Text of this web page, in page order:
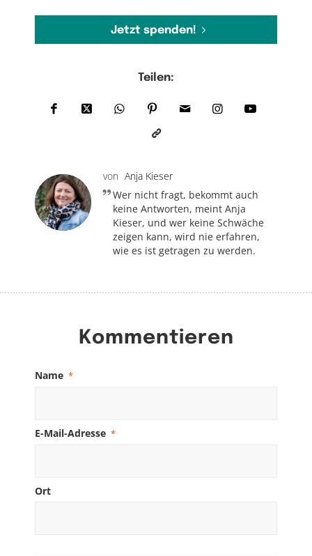
Jetzt spenden!
Teilen:
von Anja Kieser
Wer nicht fragt, bekommt auch
keine Antworten, meint Anja
Kieser, und wer keine Schwäche
zeigen kann, wird nie erfahren,
wie es ist getragen zu werden.
Kommentieren
Name *
E-Mail-Adresse *
Ort